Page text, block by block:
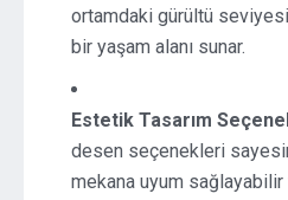
ortamdaki gürültü
bir yaşam alanı sunar.
Estetik Tasarım
desen seçenekleri
mekana uyum